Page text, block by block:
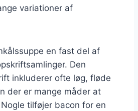
variationer af
en fast del af
Den
inkluderer ofte løg, fløde
der er mange måder at
tilføjer bacon for en